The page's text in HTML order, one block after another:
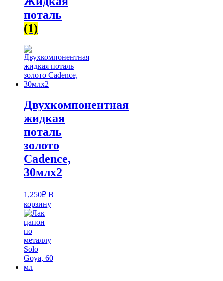
поталь
(1)
Двухкомпонентная
жидкая
поталь
золото
Cadence,
30млх2
1,250₽ В
корзину